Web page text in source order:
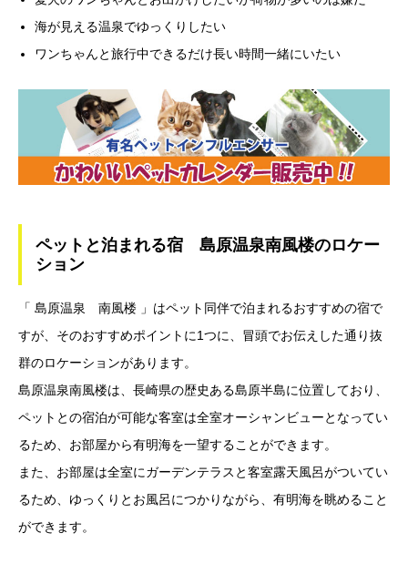
海が見える温泉でゆっくりしたい
ワンちゃんと旅行中できるだけ長い時間一緒にいたい
ペットと泊まれる宿 島原温泉南風楼のロケー
ション
「 島原温泉 南風楼 」はペット同伴で泊まれるおすすめの宿で
すが、そのおすすめポイントに1つに、冒頭でお伝えした通り抜
群のロケーションがあります。
島原温泉南風楼は、長崎県の歴史ある島原半島に位置しており、
ペットとの宿泊が可能な客室は全室オーシャンビューとなってい
るため、お部屋から有明海を一望することができます。
また、お部屋は全室にガーデンテラスと客室露天風呂がついてい
るため、ゆっくりとお風呂につかりながら、有明海を眺めること
ができます。